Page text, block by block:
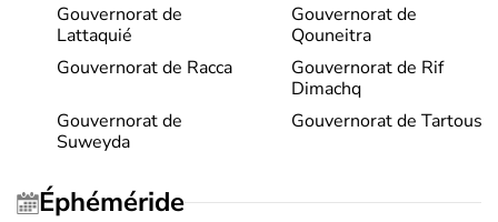
Gouvernorat de
Lattaquié
Gouvernorat de
Qouneitra
Gouvernorat de Racca
Gouvernorat de Rif
Dimachq
Gouvernorat de
Suweyda
Gouvernorat de Tartous
Éphéméride